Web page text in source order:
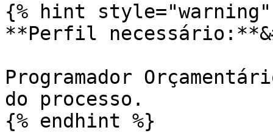
{% hint style="warning"
**Perfil
Programador
do processo.
{% endhint %}